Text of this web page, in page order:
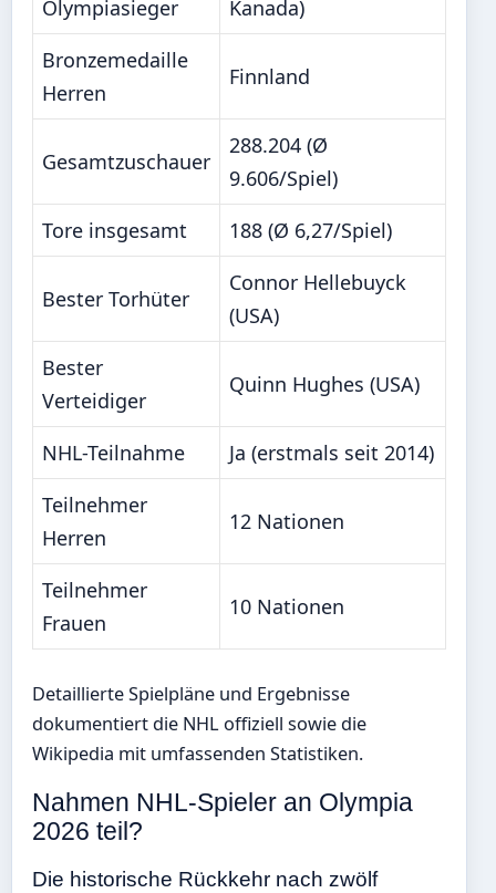
Olympiasieger
Kanada)
Bronzemedaille
Herren
Finnland
Gesamtzuschauer
288.204 (Ø
9.606/Spiel)
Tore insgesamt
188 (Ø 6,27/Spiel)
Bester Torhüter
Connor Hellebuyck
(USA)
Bester
Verteidiger
Quinn Hughes (USA)
NHL-Teilnahme
Ja (erstmals seit 2014)
Teilnehmer
Herren
12 Nationen
Teilnehmer
Frauen
10 Nationen
Detaillierte Spielpläne und Ergebnisse
dokumentiert die NHL offiziell sowie die
Wikipedia mit umfassenden Statistiken.
Nahmen NHL-Spieler an Olympia
2026 teil?
Die historische Rückkehr nach zwölf